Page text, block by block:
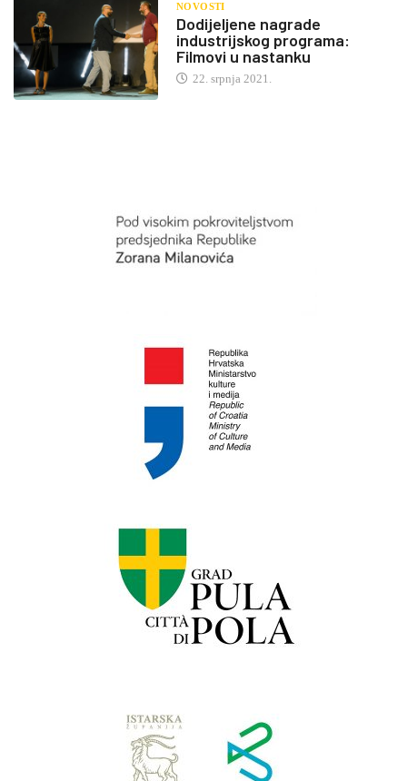
NOVOSTI
Dodijeljene nagrade
industrijskog programa:
Filmovi u nastanku
22. srpnja 2021.